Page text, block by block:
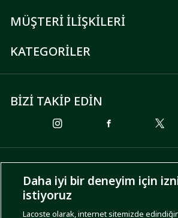
MÜŞTERİ İLİŞKİLERİ
KATEGORİLER
BİZİ TAKİP EDİN
ÖDEME SEÇENEKLERİ
Daha iyi bir deneyim için
istiyoruz
Lacoste olarak, internet sitemizde